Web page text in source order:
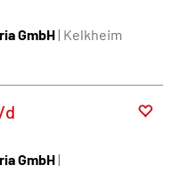
GmbH| Kelkheim
d
GmbH|